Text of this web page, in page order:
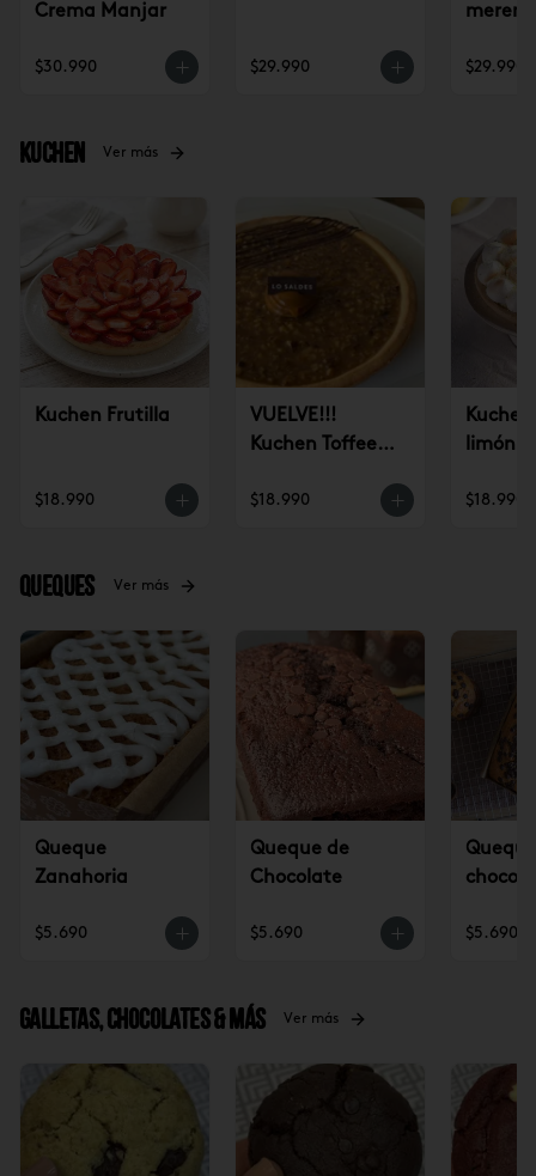
Crema Manjar
$30.990 $29.990 $29.990
Kuchen Ver más
Kuchen Frutilla
$18.990
VUELVE!!!
Kuchen Toffee
$18.990
limón
$18.990
Queques Ver más
Queque
Zanahoria
$5.690
Queque de
Chocolate
$5.690 $5.690
Galletas, Chocolates & más Ver más